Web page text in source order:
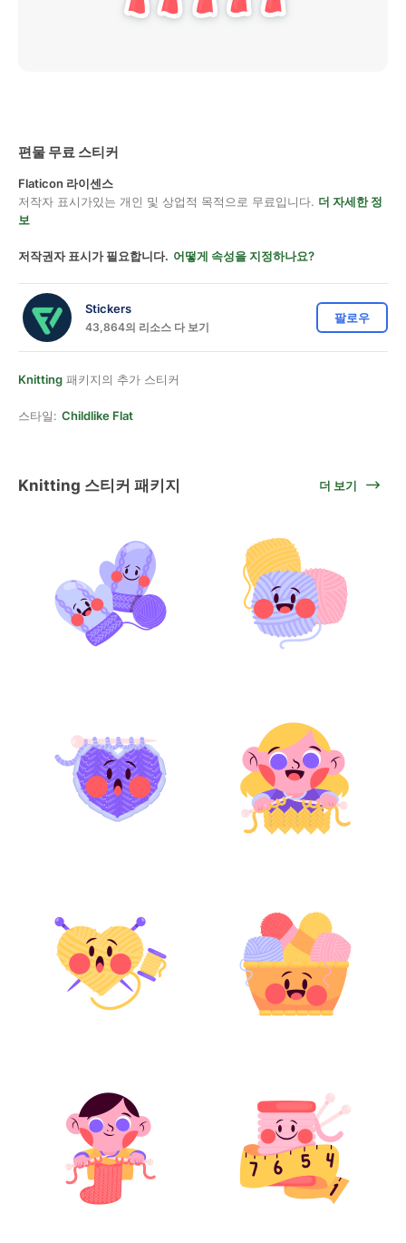
편물 무료 스티커
Flaticon 라이센스
저작자 표시가있는 개인 및 상업적 목적으로 무료입니다. 더 자세한 정
보
저작권자 표시가 필요합니다. 어떻게 속성을 지정하나요?
Stickers
43,864의 리소스 다 보기
팔로우
Knitting 패키지의 추가 스티커
스타일: Childlike Flat
Knitting 스티커 패키지 더 보기